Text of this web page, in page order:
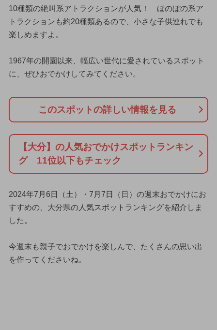
10種類の絶叫系アトラクションが人気！ ほのぼの系ア
トラクションも約20種類あるので、小さな子供連れでも
楽しめますよ。
1967年の開園以来、幅広い世代に愛されているスポット
に、ぜひおでかけしてみてください。
このスポットの詳しい情報を見る
【大分】の人気おでかけスポットランキン
グ 11位以下もチェック
2024年7月6日（土）・7月7日（日）の週末おでかけにお
すすめの、大分県の人気スポットランキングを紹介しま
した。
今週末も親子でおでかけを楽しんで、たくさんの思い出
を作ってくださいね。